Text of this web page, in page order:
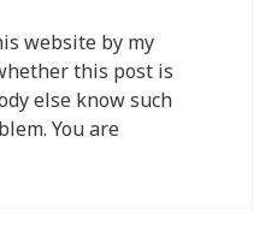
website by my
this post is
else know such
You are